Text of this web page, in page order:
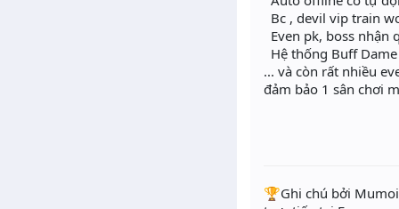
Bc , devil vip train
Even pk, boss nhận
Hệ thống Buff
... và còn rất nhiều
đảm bảo 1 sân chơi
️🏆Ghi chú bởi